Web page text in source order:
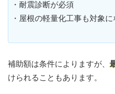
・耐震診断が必須
・屋根の軽量化工事も対象
補助額は条件によりますが、
けられることもあります。